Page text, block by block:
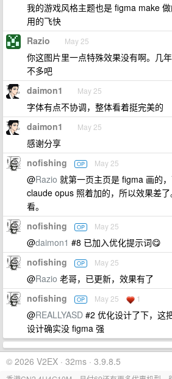
我的游戏风格主题也是 figma make
用的飞快
Razio May 25
你这图片里一点特殊效果没有啊。几
不多吧
daimon1 May 25
字体有点不协调，整体看着挺完美的
daimon1 May 25
感谢分享
nofishing OP May 25
@Razio 就第一页主页是 figma 画的
claude opus 照着加的，所以效果差
看。
nofishing OP May 25
@daimon1 #8 已加入优化提示词😋
nofishing OP May 25
@Razio 老哥，已更新，效果有了
nofishing OP May 25 1
@REALLYASD #2 优化设计了下，这
设计确实没 figma 强
© 2026 V2EX · 32ms · 3.9.8.5